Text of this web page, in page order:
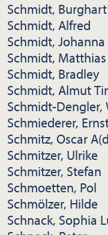
Schmidt, Burghart
Schmidt, Alfred
Schmidt, Johanna
Schmidt, Matthias
Schmidt, Bradley
Schmidt, Almut
Schmidt-Dengler,
Schmiederer,
Schmitz, Oscar
Schmitzer, Ulrike
Schmitzer, Stefan
Schmoetten, Pol
Schmölzer, Hilde
Schnack, Sophia